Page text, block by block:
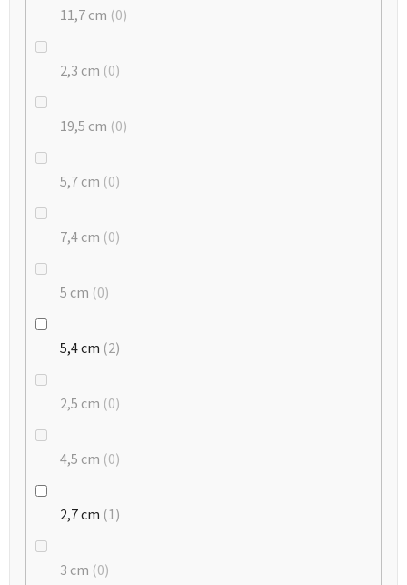
11,7 cm 0
2,3 cm 0
19,5 cm 0
5,7 cm 0
7,4 cm 0
5 cm 0
5,4 cm 2
2,5 cm 0
4,5 cm 0
2,7 cm 1
3 cm 0